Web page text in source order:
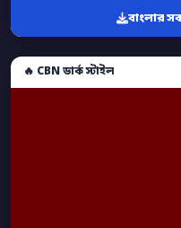
বাংলার
🔥 CBN ডার্ক স্টাইল